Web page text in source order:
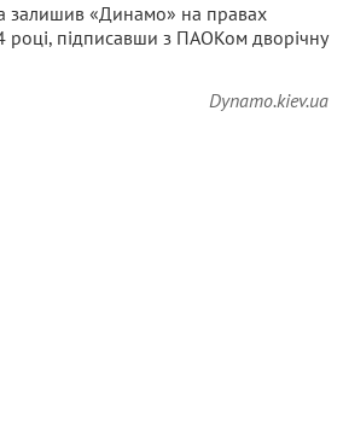
залишив «Динамо» на правах
році, підписавши з ПАОКом дворічну
Dynamo.kiev.ua